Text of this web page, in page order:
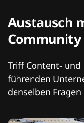
Austausch
Community
Triff Content-
führenden
denselben